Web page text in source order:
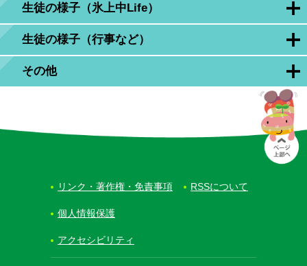
生徒の様子（氷上中Life）
生徒の様子（行事など）
その他
リンク・著作権・免責事項 RSSについて
個人情報保護
アクセシビリティ